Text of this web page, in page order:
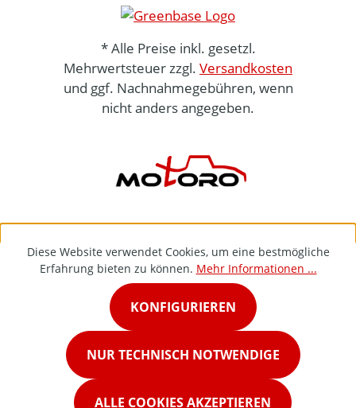
* Alle Preise inkl. gesetzl.
Mehrwertsteuer zzgl. Versandkosten
und ggf. Nachnahmegebühren, wenn
nicht anders angegeben.
Diese Website verwendet Cookies, um eine bestmögliche
Erfahrung bieten zu können. Mehr Informationen ...
NUR TECHNISCH NOTWENDIGE
KONFIGURIEREN
ALLE COOKIES AKZEPTIEREN